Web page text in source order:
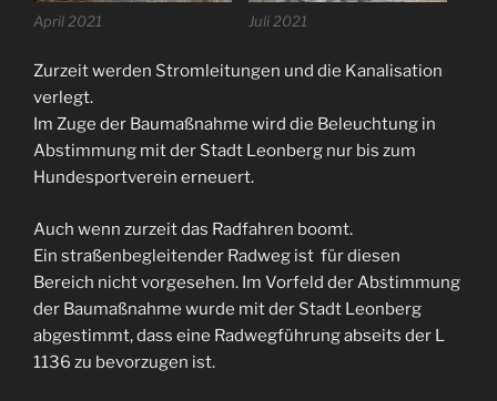
April 2021 Juli 2021
Zurzeit werden Stromleitungen und die Kanalisation
verlegt.
Im Zuge der Baumaßnahme wird die Beleuchtung in
Abstimmung mit der Stadt Leonberg nur bis zum
Hundesportverein erneuert.
Auch wenn zurzeit das Radfahren boomt.
Ein straßenbegleitender Radweg ist für diesen
Bereich nicht vorgesehen. Im Vorfeld der Abstimmung
der Baumaßnahme wurde mit der Stadt Leonberg
abgestimmt, dass eine Radwegführung abseits der L
1136 zu bevorzugen ist.